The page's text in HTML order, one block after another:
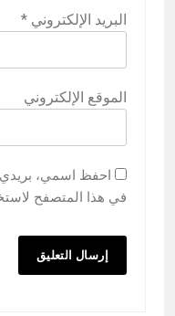
البريد الإلكتروني *
الموقع الإلكتروني
احفظ اسمي، بريدي
في هذا المتصفح